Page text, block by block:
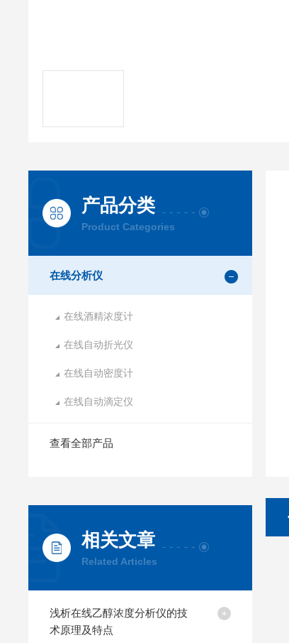
产品分类
Product Categories
在线分析仪
在线酒精浓度计
在线自动折光仪
在线自动密度计
在线自动滴定仪
查看全部产品
相关文章
Related Articles
浅析在线乙醇浓度分析仪的技
术原理及特点